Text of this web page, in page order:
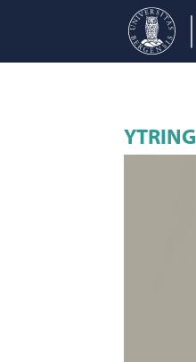
YTRING